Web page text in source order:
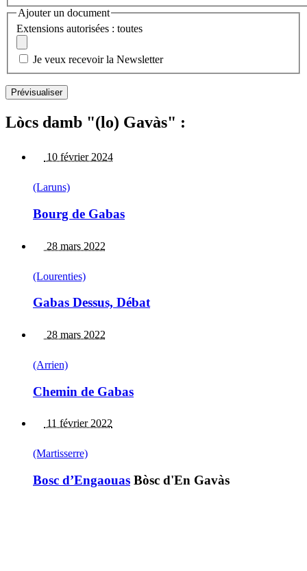
Ajouter un document
Extensions autorisées : toutes
Je veux recevoir la Newsletter
Lòcs damb "(lo) Gavàs" :
10 février 2024
(Laruns)
Bourg de Gabas
28 mars 2022
(Lourenties)
Gabas Dessus, Débat
28 mars 2022
(Arrien)
Chemin de Gabas
11 février 2022
(Martisserre)
Bosc d’Engaouas Bòsc d'En Gavàs